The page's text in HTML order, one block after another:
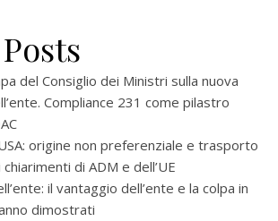
del Consiglio dei Ministri sulla nuova
Compliance 231 come pilastro
origine non preferenziale e trasporto
di ADM e dell’UE
il vantaggio dell’ente e la colpa in
dimostrati